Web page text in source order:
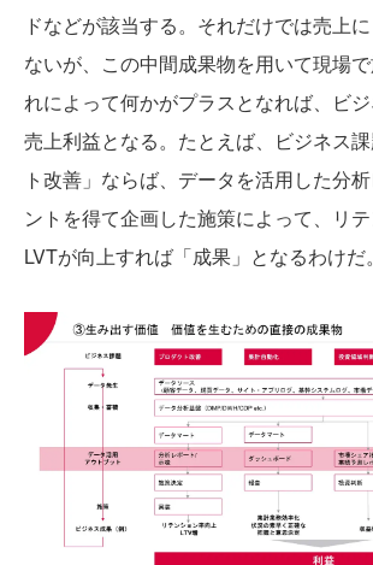
ドなどが該当する。それだけでは売上
ないが、この中間成果物を用いて現場
れによって何かがプラスとなれば、ビ
売上利益となる。たとえば、ビジネス
ト改善」ならば、データを活用した分
ントを得て企画した施策によって、リ
LVTが向上すれば「成果」となるわけだ。